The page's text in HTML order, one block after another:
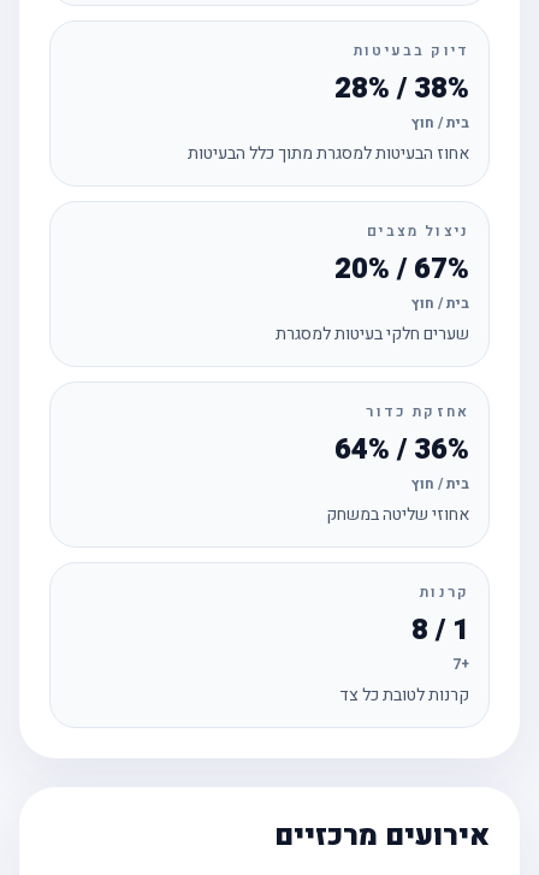
דיוק בבעיטות
38% / 28%
בית / חוץ
אחוז הבעיטות למסגרת מתוך כלל הבעיטות
ניצול מצבים
67% / 20%
בית / חוץ
שערים חלקי בעיטות למסגרת
אחזקת כדור
36% / 64%
בית / חוץ
אחוזי שליטה במשחק
קרנות
קרנות לטובת כל צד
אירועים מרכזיים